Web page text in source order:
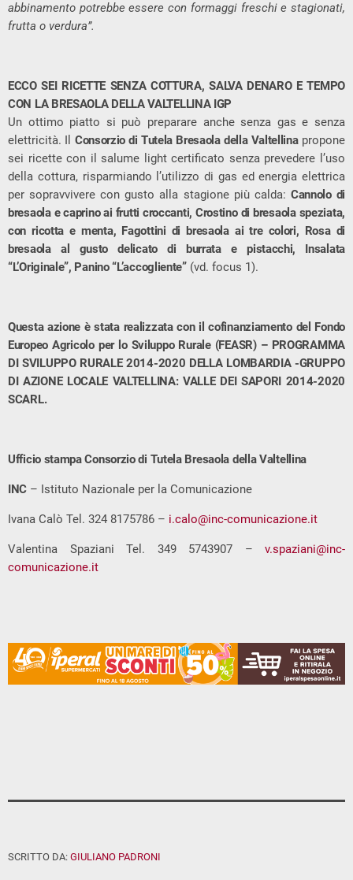
abbinamento potrebbe essere con formaggi freschi e stagionati,
frutta o verdura”.
ECCO SEI RICETTE SENZA COTTURA, SALVA DENARO E TEMPO
CON LA BRESAOLA DELLA VALTELLINA IGP
Un ottimo piatto si può preparare anche senza gas e senza
elettricità. Il Consorzio di Tutela Bresaola della Valtellinapropone
sei ricette con il salume light certificato senza prevedere l’uso
della cottura, risparmiando l’utilizzo di gas ed energia elettrica
per sopravvivere con gusto alla stagione più calda: Cannolo di
bresaola e caprino ai frutti croccanti, Crostino di bresaola speziata,
con ricotta e menta, Fagottini di bresaola ai tre colori, Rosa di
bresaola al gusto delicato di burrata e pistacchi, Insalata
“L’Originale”, Panino “L’accogliente” (vd. focus 1).
Questa azione è stata realizzata con il cofinanziamento del Fondo
Europeo Agricolo per lo Sviluppo Rurale (FEASR) – PROGRAMMA
DI SVILUPPO RURALE 2014-2020 DELLA LOMBARDIA -GRUPPO
DI AZIONE LOCALE VALTELLINA: VALLE DEI SAPORI 2014-2020
SCARL.
Ufficio stampa Consorzio di Tutela Bresaola della Valtellina
INC – Istituto Nazionale per la Comunicazione
Ivana Calò Tel. 324 8175786 – i.calo@inc-comunicazione.it
Valentina Spaziani Tel. 349 5743907 – v.spaziani@inc-
comunicazione.it
SCRITTO DA: GIULIANO PADRONI